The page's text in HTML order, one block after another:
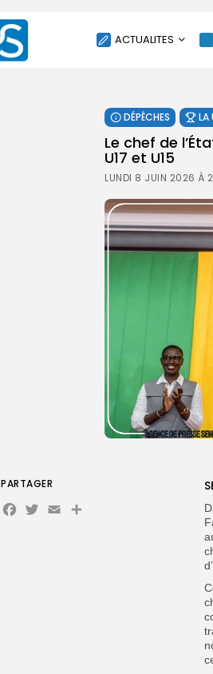
ACTUALITES
SOCIÉTÉ
ÉCONOMIE
CULTURE
ENVIRONNEMENT
INTERNATIONAL
DÉPÊCHES LA
Le chef de
U17 et U15
LUNDI 8 JUIN 2026 À
PARTAGER
Facebook
Twitter
EmailPartager